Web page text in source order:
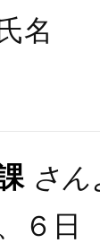
名
さん
６